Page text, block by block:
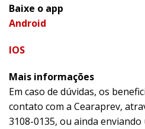
Baixe o app
Android
IOS
Mais informações
Em caso de dúvidas, os
contato com a Cearaprev,
3108-0135, ou ainda